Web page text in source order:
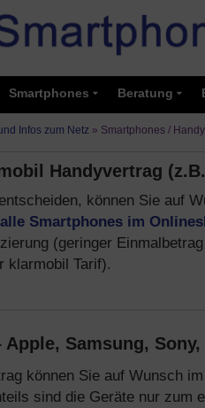
Smartphones Beratung
Infos zum Netz » Smartphones /
Handyvertrag
entscheiden, können Sie auf
alle Smartphones im
(geringer
klarmobil Tarif).
Samsung, Sony,
können Sie auf Wunsch im
sind die Geräte nur zum